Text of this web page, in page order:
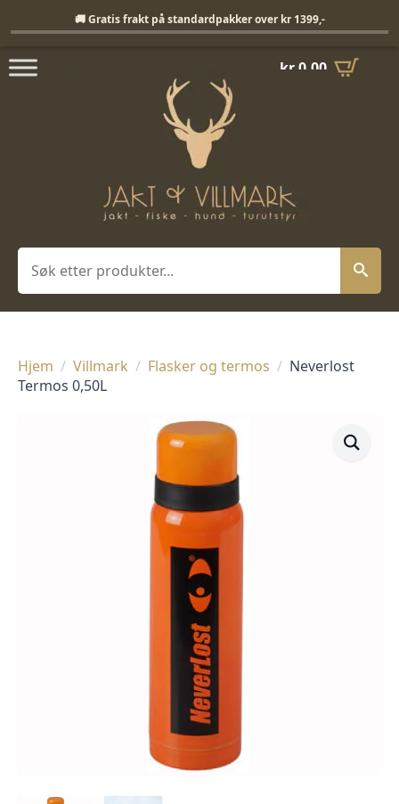
kr0,00
Søk
Hjem Villmark Flasker og termos
Neverlost
Termos 0,50L
🚚 Gratis frakt på standardpakker over kr 1399,-